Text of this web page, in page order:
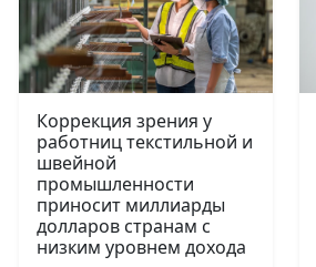
Коррекция зрения у
работниц текстильной и
швейной
промышленности
приносит миллиарды
долларов странам с
низким уровнем дохода